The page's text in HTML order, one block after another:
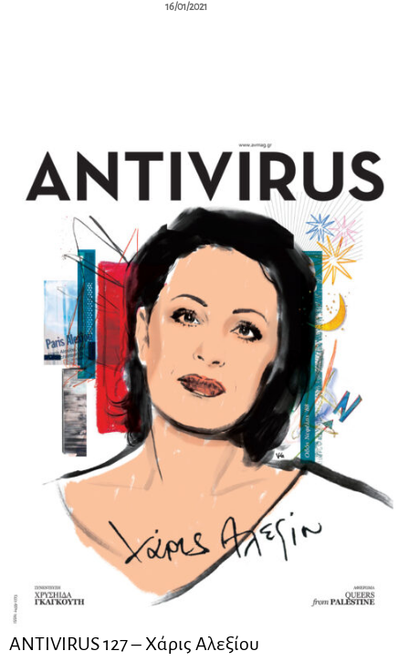
16/01/2021
ANTIVIRUS 127 – Xάρις Αλεξίου